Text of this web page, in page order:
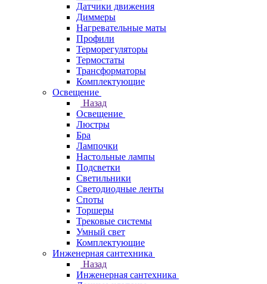
Датчики движения
Диммеры
Нагревательные маты
Профили
Терморегуляторы
Термостаты
Трансформаторы
Комплектующие
Освещение
Назад
Освещение
Люстры
Бра
Лампочки
Настольные лампы
Подсветки
Светильники
Светодиодные ленты
Споты
Торшеры
Трековые системы
Умный свет
Комплектующие
Инженерная сантехника
Назад
Инженерная сантехника